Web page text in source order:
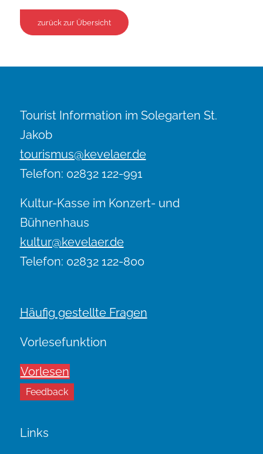
zurück zur Übersicht
Tourist Information im Solegarten St.
Jakob
tourismus@kevelaer.de
Telefon: 02832 122-991
Kultur-Kasse im Konzert- und
Bühnenhaus
kultur@kevelaer.de
Telefon: 02832 122-800
Häufig gestellte Fragen
Vorlesefunktion
Vorlesen
Feedback
Links